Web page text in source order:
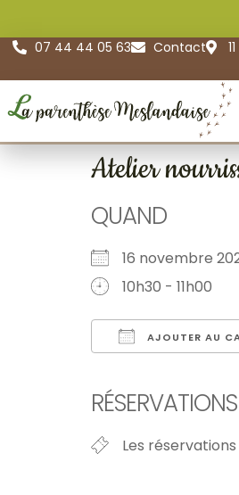
07 44 44 05 63 Contact
Atelier
QUAND
16 novembre
10h30 - 11h00
AJOUTER AU
RÉSERVATIONS
Les